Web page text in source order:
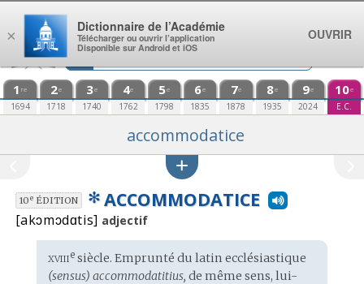
Aller au contenu
1 re
1694
2e
1718
3e
1740
4e
1762
5e
1798
6e
1835
7e
1878
8e
1935
9e
2024
10e
E.C.
accommodatice
10eÉDITION ✻ ACCOMMODATICE
[akɔmɔdɑtis] adjectif
Étymologie
:
xviiiesiècle. Emprunté du latin ecclésiastique
(sensus) accommodatitius, de même sens, lui-
×
Dictionnaire de l’Académie
Télécharger ou ouvrir l’application
Disponible sur Android et iOS
OUVRIR